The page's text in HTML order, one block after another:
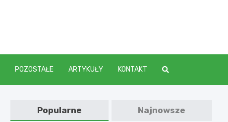
POZOSTAŁE ARTYKUŁY KONTAKT
Popularne Najnowsze